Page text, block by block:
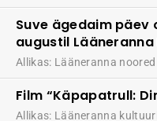
Suve ägedaim päev
augustil
Allikas: Lääneranna noored
Film “Käpapatrull:
Allikas: Lääneranna